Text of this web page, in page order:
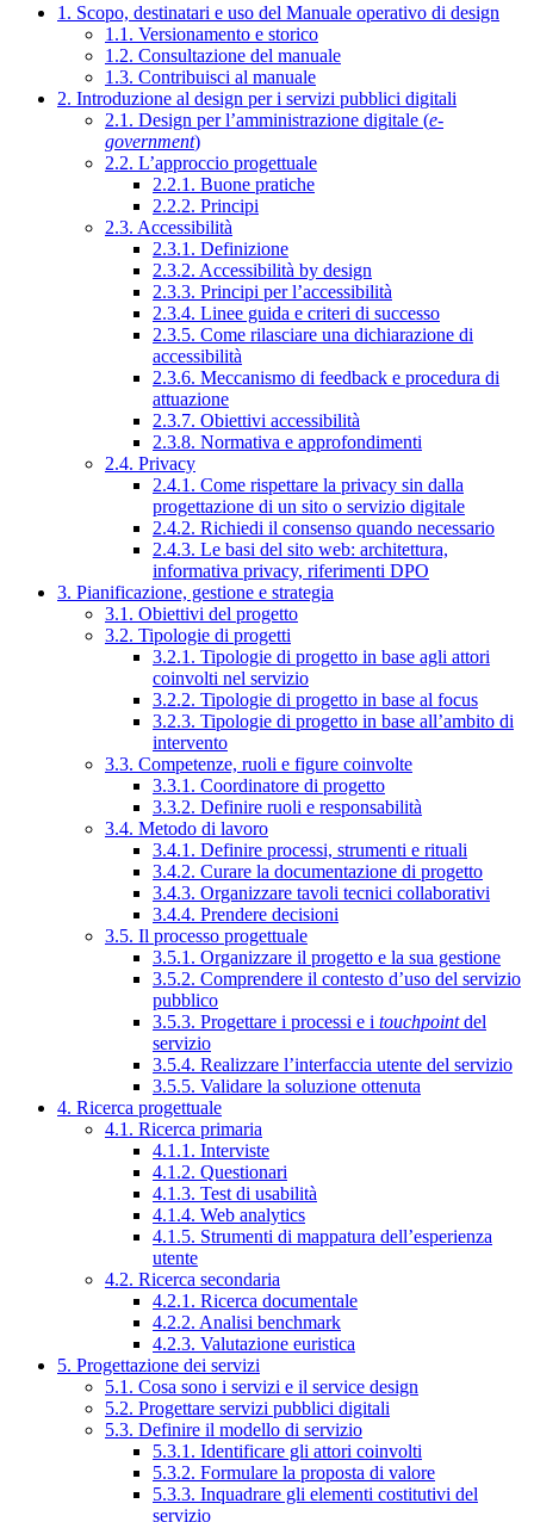
1. Scopo, destinatari e uso del Manuale operativo di design
1.1. Versionamento e storico
1.2. Consultazione del manuale
1.3. Contribuisci al manuale
2. Introduzione al design per i servizi pubblici digitali
2.1. Design per l’amministrazione digitale (e-
government)
2.2. L’approccio progettuale
2.2.1. Buone pratiche
2.2.2. Principi
2.3. Accessibilità
2.3.1. Definizione
2.3.2. Accessibilità by design
2.3.3. Principi per l’accessibilità
2.3.4. Linee guida e criteri di successo
2.3.5. Come rilasciare una dichiarazione di
accessibilità
2.3.6. Meccanismo di feedback e procedura di
attuazione
2.3.7. Obiettivi accessibilità
2.3.8. Normativa e approfondimenti
2.4. Privacy
2.4.1. Come rispettare la privacy sin dalla
progettazione di un sito o servizio digitale
2.4.2. Richiedi il consenso quando necessario
2.4.3. Le basi del sito web: architettura,
informativa privacy, riferimenti DPO
3. Pianificazione, gestione e strategia
3.1. Obiettivi del progetto
3.2. Tipologie di progetti
3.2.1. Tipologie di progetto in base agli attori
coinvolti nel servizio
3.2.2. Tipologie di progetto in base al focus
3.2.3. Tipologie di progetto in base all’ambito di
intervento
3.3. Competenze, ruoli e figure coinvolte
3.3.1. Coordinatore di progetto
3.3.2. Definire ruoli e responsabilità
3.4. Metodo di lavoro
3.4.1. Definire processi, strumenti e rituali
3.4.2. Curare la documentazione di progetto
3.4.3. Organizzare tavoli tecnici collaborativi
3.4.4. Prendere decisioni
3.5. Il processo progettuale
3.5.1. Organizzare il progetto e la sua gestione
3.5.2. Comprendere il contesto d’uso del servizio
pubblico
3.5.3. Progettare i processi e i touchpointdel
servizio
3.5.4. Realizzare l’interfaccia utente del servizio
3.5.5. Validare la soluzione ottenuta
4. Ricerca progettuale
4.1. Ricerca primaria
4.1.1. Interviste
4.1.2. Questionari
4.1.3. Test di usabilità
4.1.4. Web analytics
4.1.5. Strumenti di mappatura dell’esperienza
utente
4.2. Ricerca secondaria
4.2.1. Ricerca documentale
4.2.2. Analisi benchmark
4.2.3. Valutazione euristica
5. Progettazione dei servizi
5.1. Cosa sono i servizi e il service design
5.2. Progettare servizi pubblici digitali
5.3. Definire il modello di servizio
5.3.1. Identificare gli attori coinvolti
5.3.2. Formulare la proposta di valore
5.3.3. Inquadrare gli elementi costitutivi del
servizio